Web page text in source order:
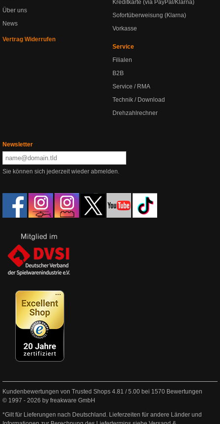
Über uns
News
Vertrag Widerrufen
Kreditkarte (via PayPal/Klarna)
Sofortüberweisung (Klarna)
Vorkasse
Service
Filialen
B2B
Service / RMA
Technik / Download
Drehzahlrechner
Newsletter
Sie können sich jederzeit wieder abmelden.
Kundenbewertungen von Trusted Shops 4.81 /5.00 bei 1570 Bewertungen
© 1997 - 2026 by freakware GmbH
*Gilt für Lieferungen nach Deutschland. Lieferzeiten für andere Länder und